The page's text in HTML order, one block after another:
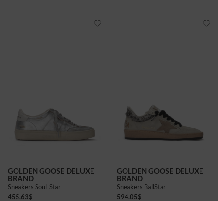
GOLDEN GOOSE DELUXE
BRAND
Sneakers Soul-Star
455.63$
GOLDEN GOOSE DELUXE
BRAND
Sneakers BallStar
594.05$